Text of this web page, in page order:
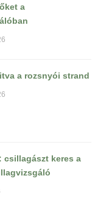
a
a rozsnyói strand
csillagászt keres a